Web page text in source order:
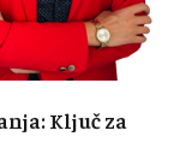
Ključ za